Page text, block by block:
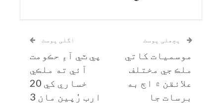
پچھلی پوسٹ
موسميات کاتي
ملڪ جي مختلف
علائقن ۾ اڄ به
برسات جا
اگلی پوسٹ
پي ٽي آءِ حڪومت
آئي ته ملڪي
خساري کي 20
ارب رُپين مان 3